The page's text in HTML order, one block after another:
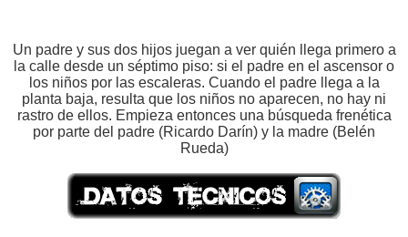
Un padre y sus dos hijos juegan a ver quién llega primero a
la calle desde un séptimo piso: si el padre en el ascensor o
los niños por las escaleras. Cuando el padre llega a la
planta baja, resulta que los niños no aparecen, no hay ni
rastro de ellos. Empieza entonces una búsqueda frenética
por parte del padre (Ricardo Darín) y la madre (Belén
Rueda)